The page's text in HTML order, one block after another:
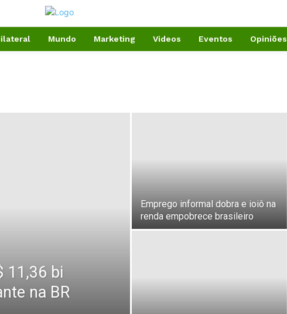
Mundo Marketing Videos Eventos Opiniões
11,36 bi
na BR
Emprego informal dobra e ioiô na
renda empobrece brasileiro